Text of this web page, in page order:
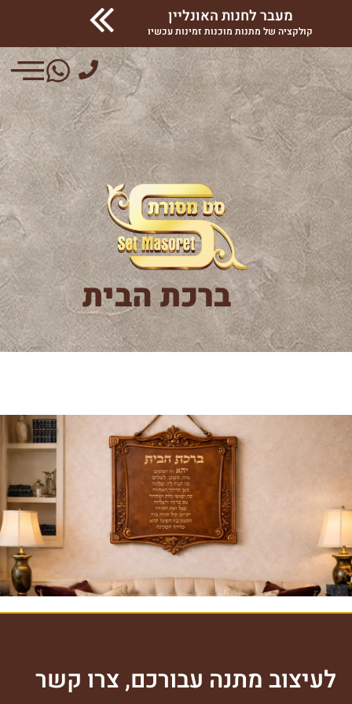
מעבר לחנות האונליין
קולקציה של מתנות מוכנות זמינות עכשיו
ברכת הבית
ברכת הבית
לצפייה במוצר >>
לעיצוב מתנה עבורכם, צרו קשר